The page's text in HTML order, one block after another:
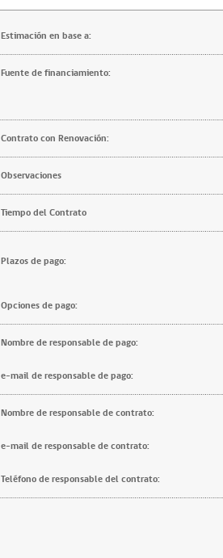
Estimación en base a:
Fuente de financiamiento:
Contrato con Renovación:
Observaciones
Tiempo del Contrato
Plazos de pago:
Opciones de pago:
Nombre de responsable de pago:
e-mail de responsable de pago:
Nombre de responsable de contrato:
e-mail de responsable de contrato:
Teléfono de responsable del contrato: